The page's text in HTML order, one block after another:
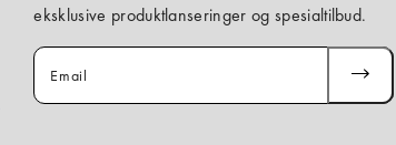
eksklusive produktlanseringer og spesialtilbud.
Email